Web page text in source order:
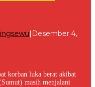
| Desember 4,
korban luka berat akibat
masih menjalani